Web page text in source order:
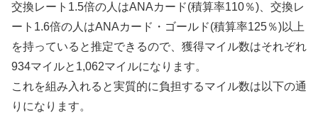
交換レート1.5倍の人はANAカード(積算率110％)、交換レ
ート1.6倍の人はANAカード・ゴールド(積算率125％)以上
を持っていると推定できるので、獲得マイル数はそれぞれ
934マイルと1,062マイルになります。
これを組み入れると実質的に負担するマイル数は以下の通
りになります。